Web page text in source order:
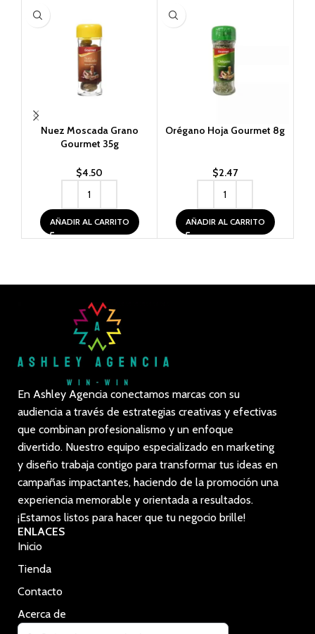
Nuez Moscada Grano
Gourmet 35g
$4.50
AÑADIR AL CARRITO
Orégano Hoja Gourmet 8g
$2.47
AÑADIR AL CARRITO
En Ashley Agencia conectamos marcas con su
audiencia a través de estrategias creativas y efectivas
que combinan profesionalismo y un enfoque
divertido. Nuestro equipo especializado en marketing
y diseño trabaja contigo para transformar tus ideas en
campañas impactantes, haciendo de la promoción una
experiencia memorable y orientada a resultados.
¡Estamos listos para hacer que tu negocio brille!
ENLACES
Inicio
Tienda
Contacto
Acerca de